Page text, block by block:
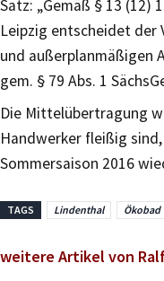
Satz: „Gemäß § 13
Leipzig entscheidet der
und außerplanmäßigen
gem. § 79 Abs. 1
Die Mittelübertragung
Handwerker fleißig
Sommersaison 2016
TAGS Lindenthal Ökobad
weitere Artikel von